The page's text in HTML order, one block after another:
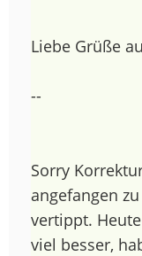
Liebe Grüße
--
Sorry
angefangen
vertippt.
viel besser,